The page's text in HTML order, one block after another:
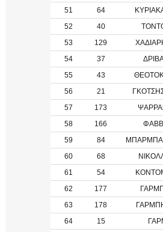
51
64
52
40
53
129
54
37
55
43
56
21
57
173
58
166
59
84
60
68
61
54
62
177
63
178
64
15